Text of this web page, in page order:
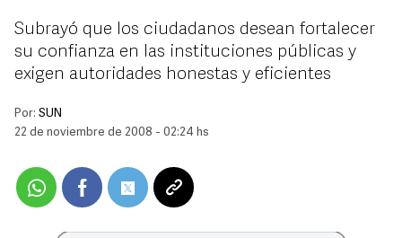
Subrayó que los ciudadanos desean fortalecer
su confianza en las instituciones públicas y
exigen autoridades honestas y eficientes
Por: SUN
22 de noviembre de 2008 - 02:24 hs